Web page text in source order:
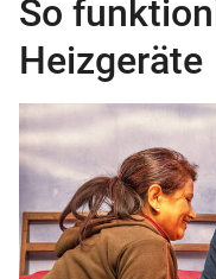
So
Heizgeräte